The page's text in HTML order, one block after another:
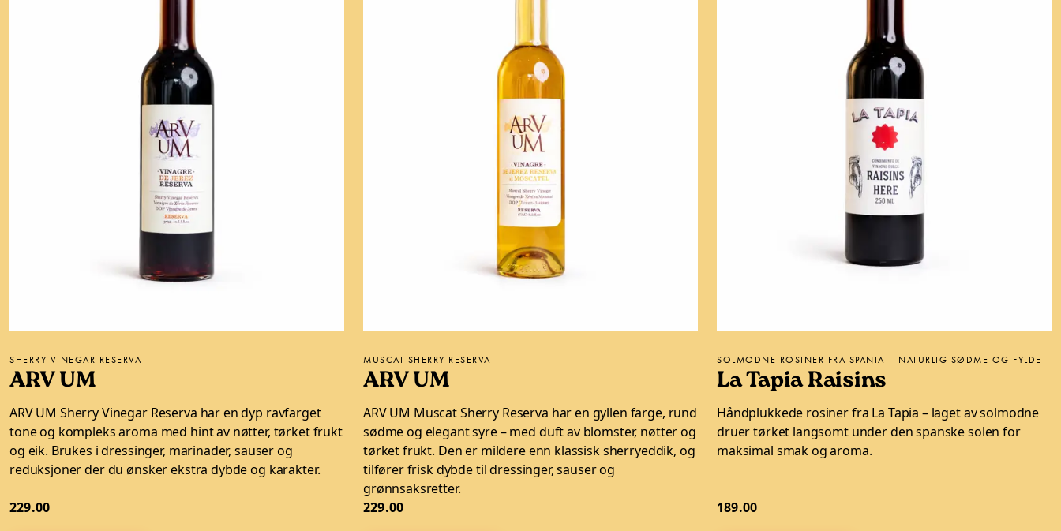
SHERRY VINEGAR RESERVA
ARV UM
ARV UM Sherry Vinegar Reserva har en dyp ravfarget
tone og kompleks aroma med hint av nøtter, tørket frukt
og eik. Brukes i dressinger, marinader, sauser og
reduksjoner der du ønsker ekstra dybde og karakter.
229.00
MUSCAT SHERRY RESERVA
ARV UM
ARV UM Muscat Sherry Reserva har en gyllen farge, rund
sødme og elegant syre – med duft av blomster, nøtter og
tørket frukt. Den er mildere enn klassisk sherryeddik, og
tilfører frisk dybde til dressinger, sauser og
grønnsaksretter.
229.00
SOLMODNE ROSINER FRA SPANIA – NATURLIG SØDME OG FYLDE
La Tapia Raisins
Håndplukkede rosiner fra La Tapia – laget av solmodne
druer tørket langsomt under den spanske solen for
maksimal smak og aroma.
189.00